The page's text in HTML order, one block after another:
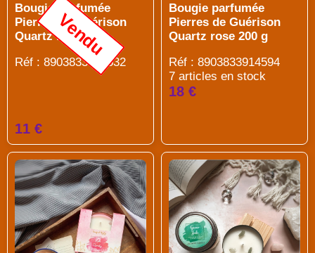
Bougie parfumée
Pierres de Guérison
Quartz rose 80 g
Réf : 8903833914532
Vendu
11 €
Bougie parfumée
Pierres de Guérison
Quartz rose 200 g
Réf : 8903833914594
7 articles en stock
18 €